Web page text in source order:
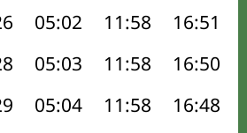
05:02 11:58 16:51
05:03 11:58 16:50
05:04 11:58 16:48